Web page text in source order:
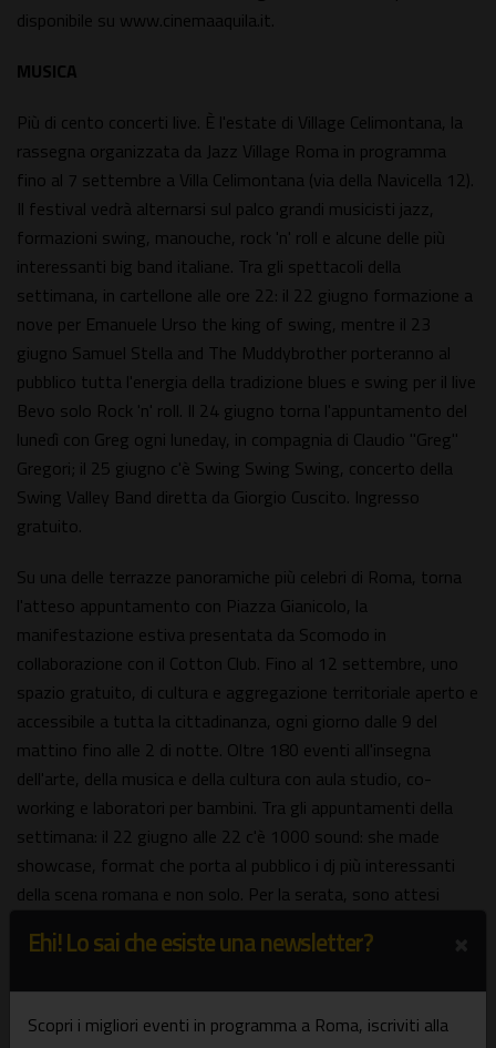
disponibile su www.cinemaaquila.it.
MUSICA
Più di cento concerti live. È l'estate di Village Celimontana, la
rassegna organizzata da Jazz Village Roma in programma
fino al 7 settembre a Villa Celimontana (via della Navicella 12).
Il festival vedrà alternarsi sul palco grandi musicisti jazz,
formazioni swing, manouche, rock 'n' roll e alcune delle più
interessanti big band italiane. Tra gli spettacoli della
settimana, in cartellone alle ore 22: il 22 giugno formazione a
nove per Emanuele Urso the king of swing, mentre il 23
giugno Samuel Stella and The Muddybrother porteranno al
pubblico tutta l'energia della tradizione blues e swing per il live
Bevo solo Rock 'n' roll. Il 24 giugno torna l'appuntamento del
lunedì con Greg ogni luneday, in compagnia di Claudio "Greg"
Gregori; il 25 giugno c'è Swing Swing Swing, concerto della
Swing Valley Band diretta da Giorgio Cuscito. Ingresso
gratuito.
Su una delle terrazze panoramiche più celebri di Roma, torna
l'atteso appuntamento con Piazza Gianicolo, la
manifestazione estiva presentata da Scomodo in
collaborazione con il Cotton Club. Fino al 12 settembre, uno
spazio gratuito, di cultura e aggregazione territoriale aperto e
accessibile a tutta la cittadinanza, ogni giorno dalle 9 del
mattino fino alle 2 di notte. Oltre 180 eventi all'insegna
dell'arte, della musica e della cultura con aula studio, co-
working e laboratori per bambini. Tra gli appuntamenti della
settimana: il 22 giugno alle 22 c'è 1000 sound: she made
showcase, format che porta al pubblico i dj più interessanti
della scena romana e non solo. Per la serata, sono attesi
spettacolo concerto di Max Maglione che sarà sul palco per
Ehi! Lo sai che esiste una newsletter?
Scopri i migliori eventi in programma a Roma, iscriviti alla